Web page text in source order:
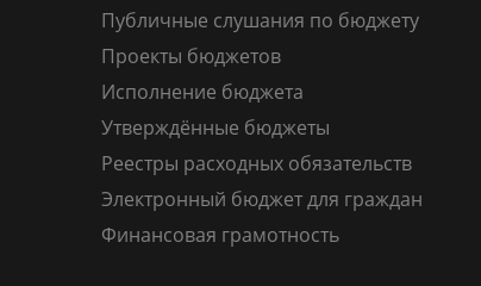
Публичные слушания по бюджету
Проекты бюджетов
Исполнение бюджета
Утверждённые бюджеты
Реестры расходных обязательств
Электронный бюджет для граждан
Финансовая грамотность